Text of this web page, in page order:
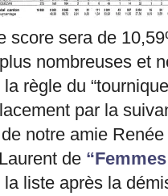
score sera de
nombreuses et
règle du
par la
notre amie
de
liste après la